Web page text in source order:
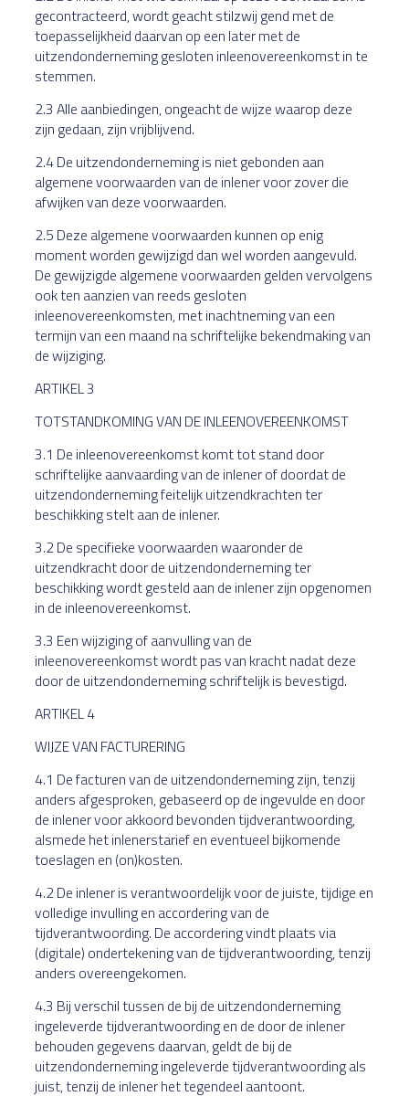
gecontracteerd, wordt geacht stilzwij gend met de
toepasselijkheid daarvan op een later met de
uitzendonderneming gesloten inleenovereenkomst in te
stemmen.
2.3 Alle aanbiedingen, ongeacht de wijze waarop deze
zijn gedaan, zijn vrijblijvend.
2.4 De uitzendonderneming is niet gebonden aan
algemene voorwaarden van de inlener voor zover die
afwijken van deze voorwaarden.
2.5 Deze algemene voorwaarden kunnen op enig
moment worden gewijzigd dan wel worden aangevuld.
De gewijzigde algemene voorwaarden gelden vervolgens
ook ten aanzien van reeds gesloten
inleenovereenkomsten, met inachtneming van een
termijn van een maand na schriftelijke bekendmaking van
de wijziging.
ARTIKEL 3
TOTSTANDKOMING VAN DE INLEENOVEREENKOMST
3.1 De inleenovereenkomst komt tot stand door
schriftelijke aanvaarding van de inlener of doordat de
uitzendonderneming feitelijk uitzendkrachten ter
beschikking stelt aan de inlener.
3.2 De specifieke voorwaarden waaronder de
uitzendkracht door de uitzendonderneming ter
beschikking wordt gesteld aan de inlener zijn opgenomen
in de inleenovereenkomst.
3.3 Een wijziging of aanvulling van de
inleenovereenkomst wordt pas van kracht nadat deze
door de uitzendonderneming schriftelijk is bevestigd.
ARTIKEL 4
WIJZE VAN FACTURERING
4.1 De facturen van de uitzendonderneming zijn, tenzij
anders afgesproken, gebaseerd op de ingevulde en door
de inlener voor akkoord bevonden tijdverantwoording,
alsmede het inlenerstarief en eventueel bijkomende
toeslagen en (on)kosten.
4.2 De inlener is verantwoordelijk voor de juiste, tijdige en
volledige invulling en accordering van de
tijdverantwoording. De accordering vindt plaats via
(digitale) ondertekening van de tijdverantwoording, tenzij
anders overeengekomen.
4.3 Bij verschil tussen de bij de uitzendonderneming
ingeleverde tijdverantwoording en de door de inlener
behouden gegevens daarvan, geldt de bij de
uitzendonderneming ingeleverde tijdverantwoording als
juist, tenzij de inlener het tegendeel aantoont.